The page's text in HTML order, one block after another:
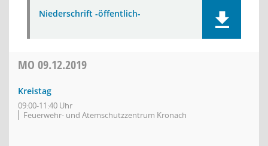
Niederschrift -öffentlich-
MO 09.12.2019
Kreistag
09:00-11:40 Uhr
Feuerwehr- und Atemschutzzentrum Kronach